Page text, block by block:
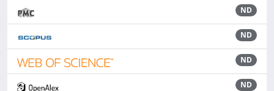
ND
ND
ND
ND